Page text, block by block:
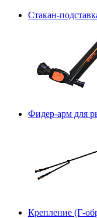
Стакан-
Фидер-арм для
Крепление (Г-